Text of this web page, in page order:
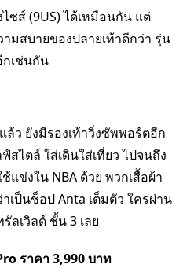
ไซส์ (9US) ได้เหมือนกัน แต่
มสบายของปลายเท้าดีกว่า รุ่น
กเช่นกัน
ล้ว ยังมีรองเท้าวิ่งซัพพอร์ตอีก
สไตล์ ใส่เดินใส่เที่ยว ไปจนถึง
แข่งใน NBA ด้วย พวกเสื้อผ้า
เป็นช็อป Anta เต็มตัว ใครผ่าน
ลเวิลด์ ชั้น 3 เลย
ราคา 3,990 บาท